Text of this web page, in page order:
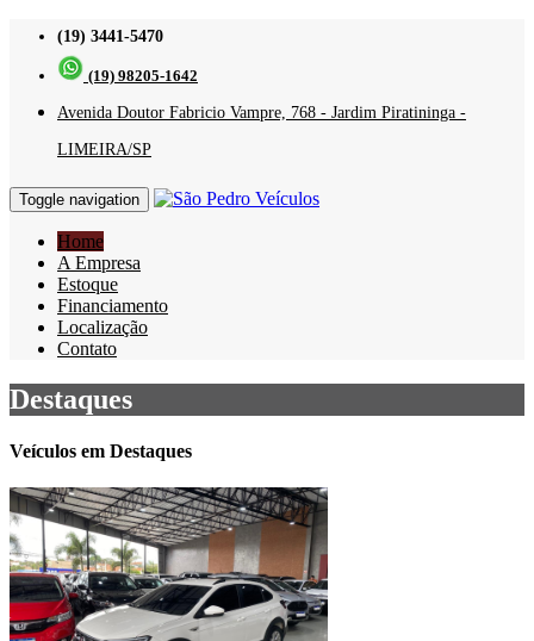
(19) 3441-5470
(19) 98205-1642
Avenida Doutor Fabricio Vampre, 768 - Jardim Piratininga -
LIMEIRA/SP
Toggle navigation
Home
A Empresa
Estoque
Financiamento
Localização
Contato
Destaques
Veículos em Destaques